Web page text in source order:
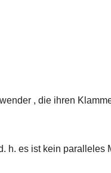
, die ihren
h. es ist kein paralleles